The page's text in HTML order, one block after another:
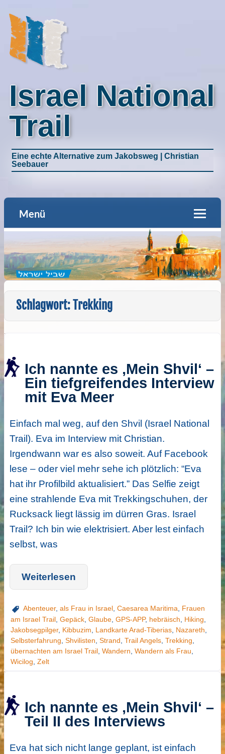
Israel National
Trail
Eine echte Alternative zum Jakobsweg | Christian
Seebauer
Menü
Schlagwort:Trekking
Ich nannte es ‚Mein Shvil‘ –
Ein tiefgreifendes Interview
mit Eva Meer
Einfach mal weg, auf den Shvil (Israel National
Trail). Eva im Interview mit Christian.
Irgendwann war es also soweit. Auf Facebook
lese – oder viel mehr sehe ich plötzlich: “Eva
hat ihr Profilbild aktualisiert.” Das Selfie zeigt
eine strahlende Eva mit Trekkingschuhen, der
Rucksack liegt lässig im dürren Gras. Israel
Trail? Ich bin wie elektrisiert. Aber lest einfach
selbst, was
Weiterlesen
Abenteuer, als Frau in Israel, Caesarea Maritima
Frauen
am Israel Trail, Gepäck, Glaube, GPS-APP, hebräisch Hiking
Jakobsegpilger, Kibbuzim Landkarte Arad-Tiberias, Nazareth
Selbsterfahrung Shvilisten Strand Trail Angels, Trekking
übernachten am Israel Trail, Wandern Wandern als Frau
Wicilog Zelt
Ich nannte es ‚Mein Shvil‘ –
Teil II des Interviews
Eva hat sich nicht lange geplant, ist einfach